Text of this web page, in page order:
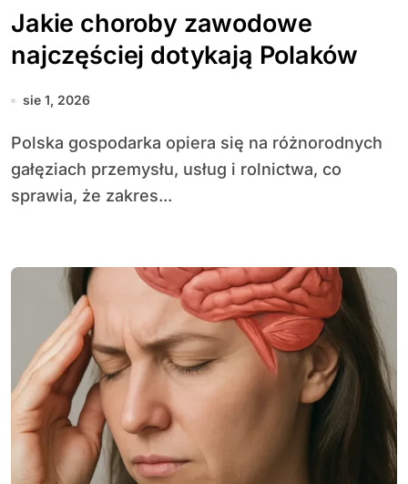
Jakie choroby zawodowe
najczęściej dotykają Polaków
sie 1, 2026
Polska gospodarka opiera się na różnorodnych
gałęziach przemysłu, usług i rolnictwa, co
sprawia, że zakres...